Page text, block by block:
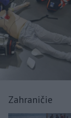
Zahraničie